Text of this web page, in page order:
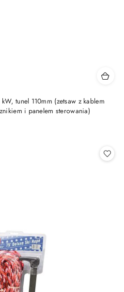
tunel 110mm (zetsaw z kablem
i panelem sterowania)